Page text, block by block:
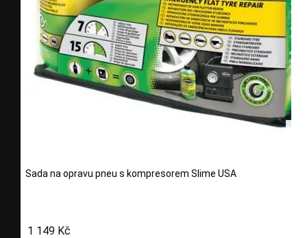
Sada na opravu pneu s kompresorem Slime USA
1 149 Kč